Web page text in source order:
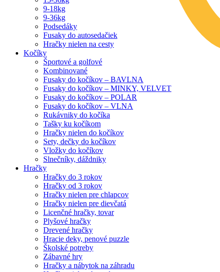
9-18kg
9-36kg
Podsedáky
Fusaky do autosedačiek
Hračky nielen na cesty
Kočíky
Športové a golfové
Kombinované
Fusaky do kočíkov – BAVLNA
Fusaky do kočíkov – MINKY, VELVET
Fusaky do kočíkov – POLAR
Fusaky do kočíkov – VLNA
Rukávniky do kočíka
Tašky ku kočíkom
Hračky nielen do kočíkov
Sety, dečky do kočíkov
Vložky do kočíkov
Slnečníky, dáždniky
Hračky
Hračky do 3 rokov
Hračky od 3 rokov
Hračky nielen pre chlapcov
Hračky nielen pre dievčatá
Licenčné hračky, tovar
Plyšové hračky
Drevené hračky
Hracie deky, penové puzzle
Školské potreby
Zábavné hry
Hračky a nábytok na záhradu